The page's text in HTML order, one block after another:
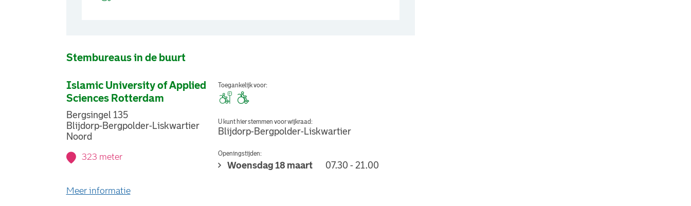
Stembureaus in de buurt
Islamic University of Applied
Sciences Rotterdam
Bergsingel 135
Blijdorp-Bergpolder-Liskwartier
Noord
323 meter
Toegankelijk voor:
U kunt hier stemmen voor wijkraad:
Blijdorp-Bergpolder-Liskwartier
Openingstijden:
Woensdag 18 maart 07.30 - 21.00
Meer informatieover stemlocatie Islamic University of Applied Sciences Rotterdam